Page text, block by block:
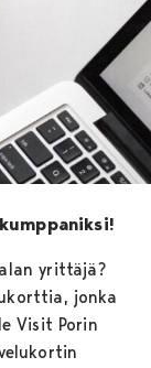
yrittäjä?
jonka
Visit Porin